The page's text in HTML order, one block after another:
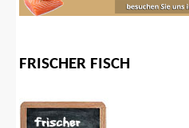
FRISCHER FISCH